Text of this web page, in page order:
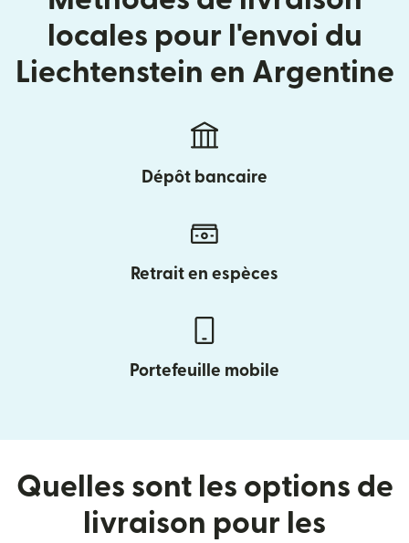
locales pour l'envoi du
Liechtenstein en Argentine
Dépôt bancaire
Retrait en espèces
Portefeuille mobile
Quelles sont les options de
livraison pour les